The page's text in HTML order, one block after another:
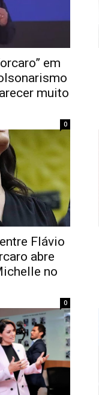
em
muito
0
Flávio
abre
no
0